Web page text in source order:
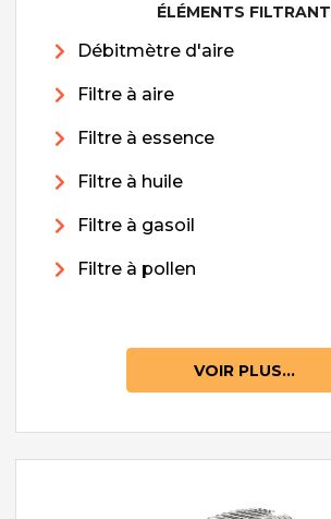
ÉLÉMENTS FILTRANT
Débitmètre d'aire
Filtre à aire
Filtre à essence
Filtre à huile
Filtre à gasoil
Filtre à pollen
VOIR PLUS...